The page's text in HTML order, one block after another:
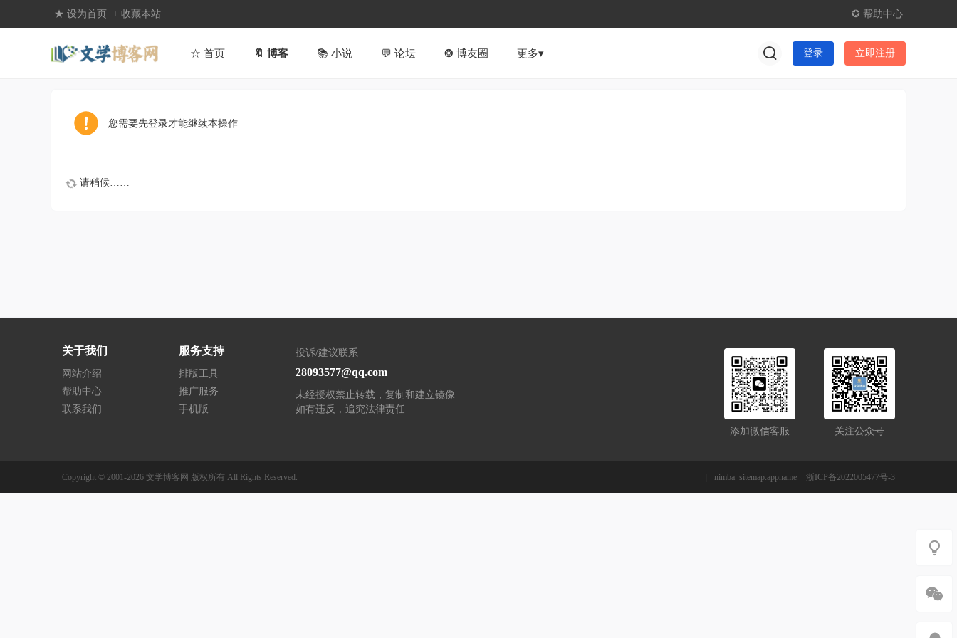
★ 设为首页 + 收藏本站 ✪ 帮助中心
☆ 首页 🔖 博客 📚︎ 小说 💬 论坛 ❂ 博友圈 更多▾ 登录 立即注册
您需要先登录才能继续本操作
请稍候……
关于我们
网站介绍
帮助中心
联系我们
服务支持
排版工具
推广服务
手机版
投诉/建议联系
28093577@qq.com
未经授权禁止转载，复制和建立镜像
如有违反，追究法律责任
关注公众号
添加微信客服
Copyright © 2001-2026 文学博客网 版权所有 All Rights Reserved. nimba_sitemap:appname 浙ICP备2022005477号-3